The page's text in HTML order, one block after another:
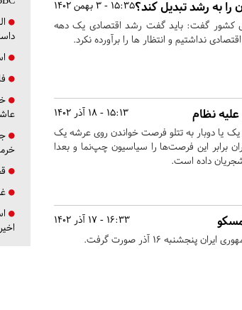
15:35 - 3 بهمن 1402را به رشد تبدیل کند؟
کشور گفت: باید گفت رشد اقتصادی یک دهه
نداشتیم و انتظار ها را برآورده نکرد.
15:13 - 18 آذر 1402 نظام
یک یا دوبار به تتلو فرصت خواندن روی عرشه یک
را داده، هزاران برابر این فرصت‌ها را سیاسیون چپ‌نما و بعدا
داده است.
16:33 - 17 آذر 1402
۱۶ آذر صورت گرفت.
اخیر